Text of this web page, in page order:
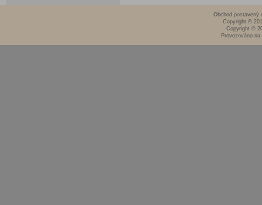
Obchod postavený
Copyright ©
Copyright ©
Provozováno